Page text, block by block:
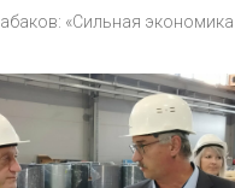
«Сильная